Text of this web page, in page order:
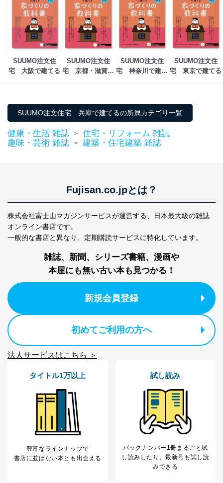
SUUMO注文住
宅　大阪で建てる
SUUMO注文住
宅　京都・滋賀で
SUUMO注文住
宅　神奈川で建て
SUUMO注文住
宅　東京で建てる
SUUMO注文住宅 兵庫で建てるの所属カテゴリ一覧
健康・生活 雑誌 >
住宅・リフォーム 雑誌
趣味・芸術 雑誌
> 建築・住宅建築 雑誌
Fujisan.co.jpとは？
株式会社富士山マガジンサービスが運営する、
日本最大級の雑誌
オンライン書店です。
一般的な書店と異なり、 定期購読サービスに特化しています。
雑誌、新聞、シリーズ書籍、漫画や
本屋にも無い古い本も見つかる！
新規会員登録
初めてご利用の方へ
法人サービスはこちら ＞
タイトル1万以上
豊富なラインナップで
書店に並ばない本とも出会える
試し読み
バックナンバー1冊まるごと試
し読み したり、最新号も試し読
みできる